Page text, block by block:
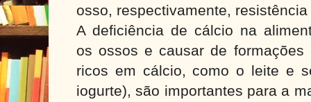
osso, respectivamente,
A deficiência de cálcio na
os ossos e causar de formações
ricos em cálcio, como o leite e
iogurte), são importantes para a